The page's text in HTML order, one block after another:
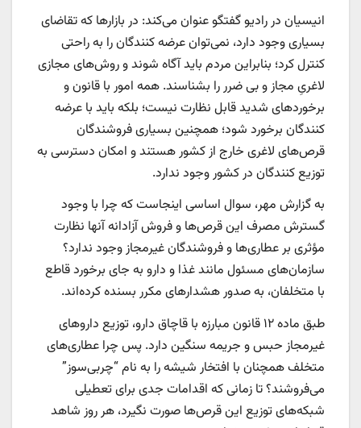
انیسیان در رادیو گفتگو عنوان می‌کند: در بازارها که تقاضای
بسیاری وجود دارد، نمی‌توان عرضه کنندگان را به راحتی
کنترل کرد؛ بنابراین مردم باید آگاه شوند و روش‌های مجازی
لاغریِ مجاز و بی ضرر را بشناسند. همه امور با قانون و
برخوردهای شدید قابل نظارت نیست؛ بلکه باید با عرضه
کنندگان برخورد شود؛ همچنین بسیاری فروشندگان
قرص‌های لاغری خارج از کشور هستند و امکان دسترسی به
توزیع کنندگان در کشور وجود ندارد.
به گزارش مهر، سوال اساسی اینجاست که چرا با وجود
گسترش مصرف این قرص‌ها و فروش آزادانه آنها نظارت
مؤثری بر عطاری‌ها و فروشندگان غیرمجاز وجود ندارد؟
سازمان‌های مسئول مانند غذا و دارو به جای برخورد قاطع
با متخلفان، به صدور هشدارهای مکرر بسنده کرده‌اند.
طبق ماده ۱۲ قانون مبارزه با قاچاق دارو، توزیع داروهای
غیرمجاز حبس و جریمه سنگین دارد. پس چرا عطاری‌های
متخلف همچنان با افتخار شیشه را به نام “چربی‌سوز”
می‌فروشند؟ تا زمانی که اقدامات جدی برای تعطیلی
شبکه‌های توزیع این قرص‌ها صورت نگیرد، هر روز شاهد